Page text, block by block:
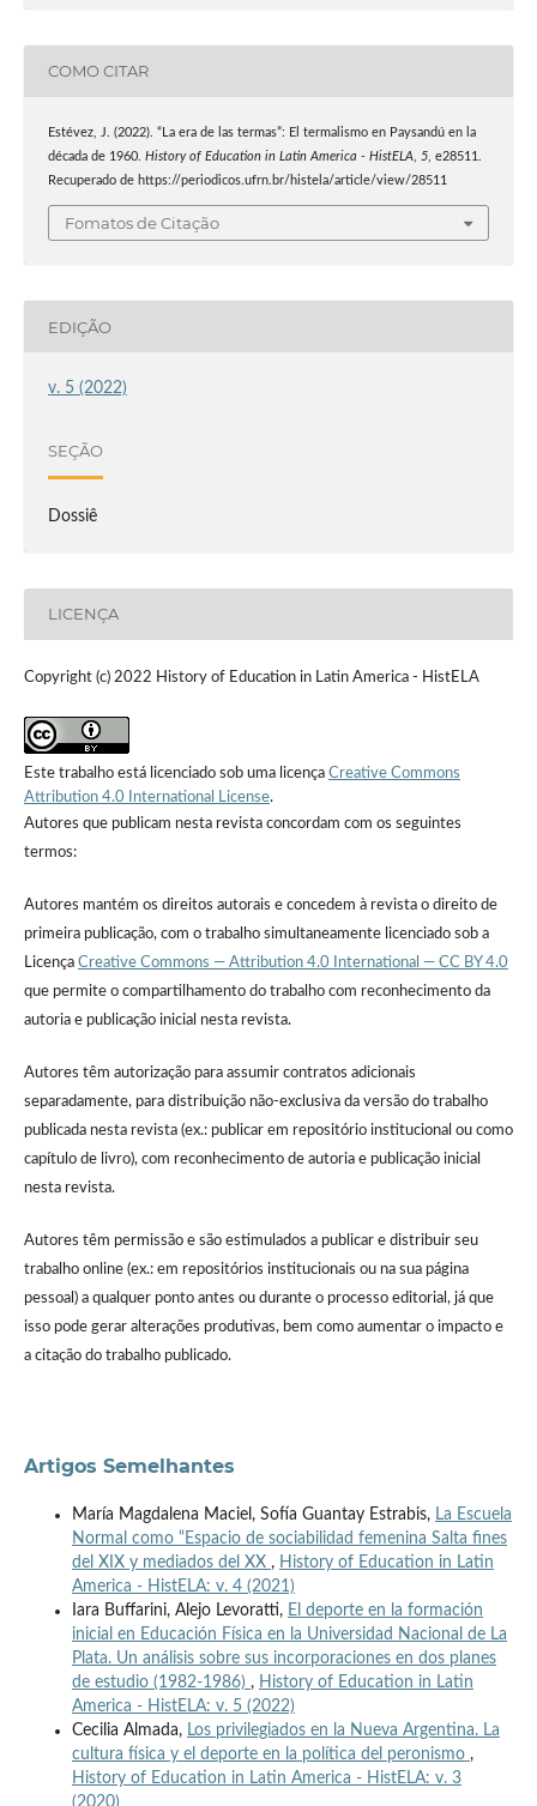
COMO CITAR
Estévez, J. (2022). “La era de las termas”: El termalismo en Paysandú en la
década de 1960. History of Education in Latin America - HistELA, 5, e28511.
Recuperado de https://periodicos.ufrn.br/histela/article/view/28511
Fomatos de Citação
EDIÇÃO
v. 5 (2022)
SEÇÃO
Dossiê
LICENÇA
Copyright (c) 2022 History of Education in Latin America - HistELA
Este trabalho está licenciado sob uma licença Creative Commons
Attribution 4.0 International License.
Autores que publicam nesta revista concordam com os seguintes
termos:
Autores mantém os direitos autorais e concedem à revista o direito de
primeira publicação, com o trabalho simultaneamente licenciado sob a
Licença Creative Commons — Attribution 4.0 International — CC BY 4.0
que permite o compartilhamento do trabalho com reconhecimento da
autoria e publicação inicial nesta revista.
Autores têm autorização para assumir contratos adicionais
separadamente, para distribuição não-exclusiva da versão do trabalho
publicada nesta revista (ex.: publicar em repositório institucional ou como
capítulo de livro), com reconhecimento de autoria e publicação inicial
nesta revista.
Autores têm permissão e são estimulados a publicar e distribuir seu
trabalho online (ex.: em repositórios institucionais ou na sua página
pessoal) a qualquer ponto antes ou durante o processo editorial, já que
isso pode gerar alterações produtivas, bem como aumentar o impacto e
a citação do trabalho publicado.
Artigos Semelhantes
María Magdalena Maciel, Sofía Guantay Estrabis, La Escuela
Normal como “Espacio de sociabilidad femenina Salta fines
del XIX y mediados del XX , History of Education in Latin
America - HistELA: v. 4 (2021)
Iara Buffarini, Alejo Levoratti, El deporte en la formación
inicial en Educación Física en la Universidad Nacional de La
Plata. Un análisis sobre sus incorporaciones en dos planes
de estudio (1982-1986) , History of Education in Latin
America - HistELA: v. 5 (2022)
Cecilia Almada, Los privilegiados en la Nueva Argentina. La
cultura física y el deporte en la política del peronismo ,
History of Education in Latin America - HistELA: v. 3
(2020)